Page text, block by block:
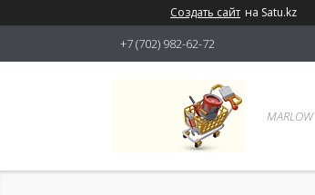
Создать сайт на Satu.kz
+7 (702) 982-62-72
MARLOW